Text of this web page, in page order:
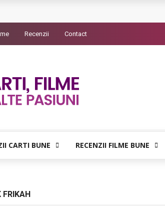
interzisa din Pristina
Franz K. – Justitiarii literaturii
– Prozele de la final
Recenzii Contact
CARTI BUNE RECENZII FILME BUNE
FRIKAH